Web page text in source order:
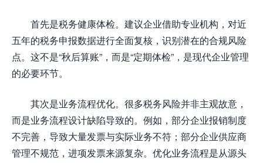
首先是税务健康体检。建议企业借助专业机构，对近
五年的税务申报数据进行全面复核，识别潜在的合规风险
点。这不是“秋后算账”，而是“定期体检”，是现代企业管理
的必要环节。
其次是业务流程优化。很多税务风险并非主观故意，
而是业务流程设计缺陷导致的。例如，部分企业报销制度
不完善，导致大量发票与实际业务不符；部分企业供应商
管理不规范，进项发票来源复杂。优化业务流程是从源头